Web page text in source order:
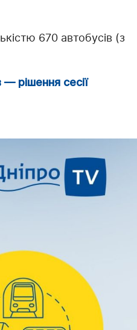
670 автобусів (з
— рішення сесії